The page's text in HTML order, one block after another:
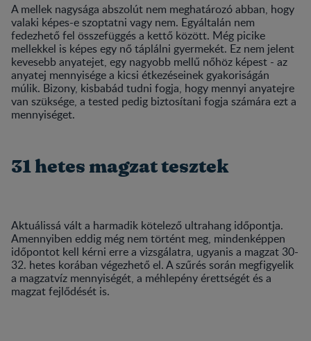
A mellek nagysága abszolút nem meghatározó abban, hogy
valaki képes-e szoptatni vagy nem. Egyáltalán nem
fedezhető fel összefüggés a kettő között. Még picike
mellekkel is képes egy nő táplálni gyermekét. Ez nem jelent
kevesebb anyatejet, egy nagyobb mellű nőhöz képest - az
anyatej mennyisége a kicsi étkezéseinek gyakoriságán
múlik. Bizony, kisbabád tudni fogja, hogy mennyi anyatejre
van szüksége, a tested pedig biztosítani fogja számára ezt a
mennyiséget.
31 hetes magzat tesztek
Aktuálissá vált a harmadik kötelező ultrahang időpontja.
Amennyiben eddig még nem történt meg, mindenképpen
időpontot kell kérni erre a vizsgálatra, ugyanis a magzat 30-
32. hetes korában végezhető el. A szűrés során megfigyelik
a magzatvíz mennyiségét, a méhlepény érettségét és a
magzat fejlődését is.